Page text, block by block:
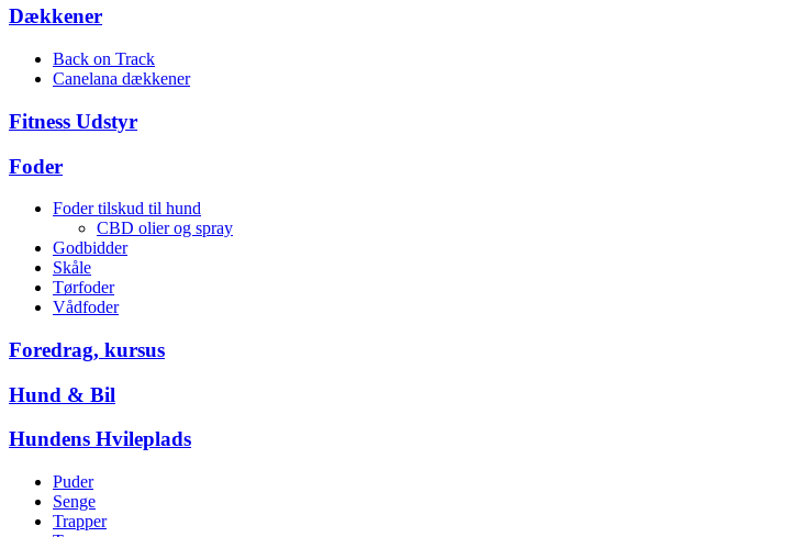
Dækkener
Back on Track
Canelana dækkener
Fitness Udstyr
Foder
Foder tilskud til hund
CBD olier og spray
Godbidder
Skåle
Tørfoder
Vådfoder
Foredrag, kursus
Hund & Bil
Hundens Hvileplads
Puder
Senge
Trapper